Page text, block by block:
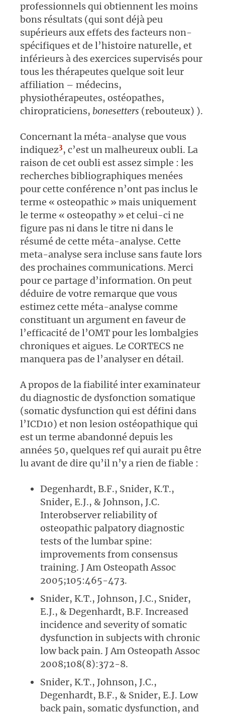
professionnels qui obtiennent les moins
bons résultats (qui sont déjà peu
supérieurs aux effets des facteurs non-
spécifiques et de l’histoire naturelle, et
inférieurs à des exercices supervisés pour
tous les thérapeutes quelque soit leur
affiliation – médecins,
physiothérapeutes, ostéopathes,
chiropraticiens, bonesetters (rebouteux) ).
Concernant la méta-analyse que vous
indiquez3, c’est un malheureux oubli. La
raison de cet oubli est assez simple : les
recherches bibliographiques menées
pour cette conférence n’ont pas inclus le
terme « osteopathic » mais uniquement
le terme « osteopathy » et celui-ci ne
figure pas ni dans le titre ni dans le
résumé de cette méta-analyse. Cette
meta-analyse sera incluse sans faute lors
des prochaines communications. Merci
pour ce partage d’information. On peut
déduire de votre remarque que vous
estimez cette méta-analyse comme
constituant un argument en faveur de
l’efficacité de l’OMT pour les lombalgies
chroniques et aigues. Le CORTECS ne
manquera pas de l’analyser en détail.
A propos de la fiabilité inter examinateur
du diagnostic de dysfonction somatique
(somatic dysfunction qui est défini dans
l’ICD10) et non lesion ostéopathique qui
est un terme abandonné depuis les
années 50, quelques ref qui aurait pu être
lu avant de dire qu’il n’y a rien de fiable :
Degenhardt, B.F., Snider, K.T.,
Snider, E.J., & Johnson, J.C.
Interobserver reliability of
osteopathic palpatory diagnostic
tests of the lumbar spine:
improvements from consensus
training. J Am Osteopath Assoc
2005;105:465-473.
Snider, K.T., Johnson, J.C., Snider,
E.J., & Degenhardt, B.F. Increased
incidence and severity of somatic
dysfunction in subjects with chronic
low back pain. J Am Osteopath Assoc
2008;108(8):372-8.
Snider, K.T., Johnson, J.C.,
Degenhardt, B.F., & Snider, E.J. Low
back pain, somatic dysfunction, and